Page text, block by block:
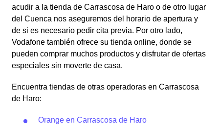
acudir a la tienda de Carrascosa de Haro o de otro lugar
del Cuenca nos aseguremos del horario de apertura y
de si es necesario pedir cita previa. Por otro lado,
Vodafone también ofrece su tienda online, donde se
pueden comprar muchos productos y disfrutar de ofertas
especiales sin moverte de casa.
Encuentra tiendas de otras operadoras en Carrascosa
de Haro:
Orange en Carrascosa de Haro